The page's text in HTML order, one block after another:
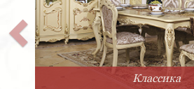
Классика